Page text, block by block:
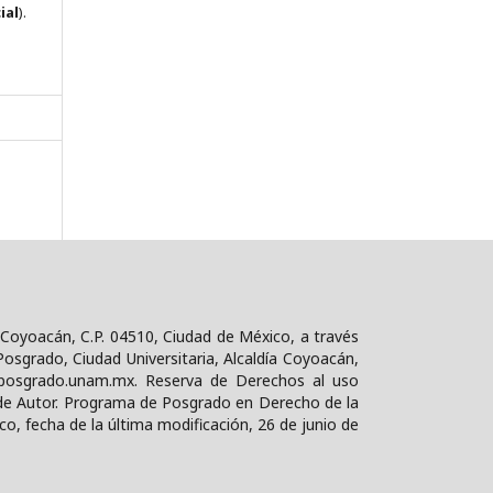
).
C.P. 04510, Ciudad de México, a través
Ciudad Universitaria, Alcaldía Coyoacán,
Reserva de Derechos al uso
Autor. Programa de Posgrado en Derecho de la
fecha de la última modificación, 26 de junio de